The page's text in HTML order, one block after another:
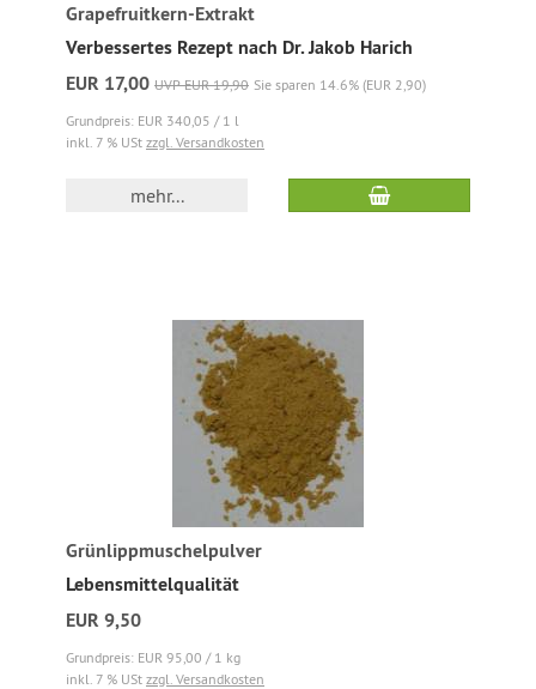
Grapefruitkern-Extrakt
Verbessertes Rezept nach Dr. Jakob Harich
EUR 17,00 UVP EUR 19,90 Sie sparen 14.6% (EUR 2,90)
Grundpreis: EUR 340,05 / 1 l
inkl. 7 % USt zzgl. Versandkosten
mehr...
Grünlippmuschelpulver
Lebensmittelqualität
EUR 9,50
Grundpreis: EUR 95,00 / 1 kg
inkl. 7 % USt zzgl. Versandkosten